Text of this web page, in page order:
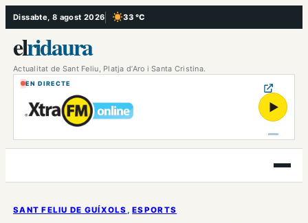
Vés
al
contingut
Dissabte, 8 agost 2026 33 °C
, Cel serè
elridaura
Actualitat de Sant Feliu, Platja d’Aro i Santa Cristina.
EN DIRECTE
▶
Obre
el
SANT FELIU DE GUÍXOLS , ESPORTS